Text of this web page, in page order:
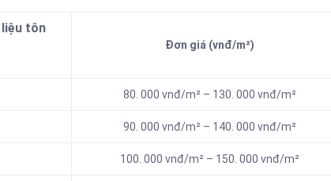
tôn
Đơn giá (vnđ/m²)
80. 000 vnđ/m² – 130. 000 vnđ/m²
90. 000 vnđ/m² – 140. 000 vnđ/m²
100. 000 vnđ/m² – 150. 000 vnđ/m²